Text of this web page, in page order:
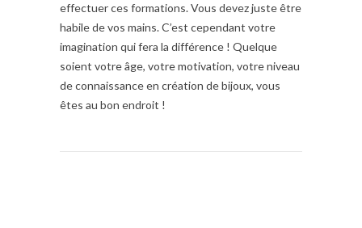
effectuer ces formations. Vous devez juste être
habile de vos mains. C’est cependant votre
imagination qui fera la différence ! Quelque
soient votre âge, votre motivation, votre niveau
de connaissance en création de bijoux, vous
êtes au bon endroit !